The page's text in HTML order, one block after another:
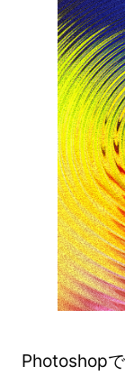
Photoshop